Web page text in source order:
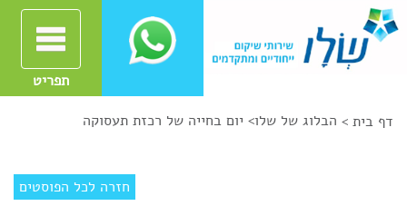
תפריט
דף בית > הבלוג של שלו> יום בחייה של רכזת תעסוקה
חזרה לכל הפוסטים